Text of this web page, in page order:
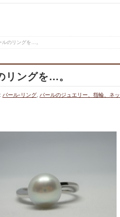
ルのリングを…。
リングを…。
パール-リング パールのジュエリー、指輪、ネ